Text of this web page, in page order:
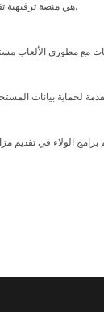
888starz هي منصة ترفيهية تقدم تجارب لعب متميزة.